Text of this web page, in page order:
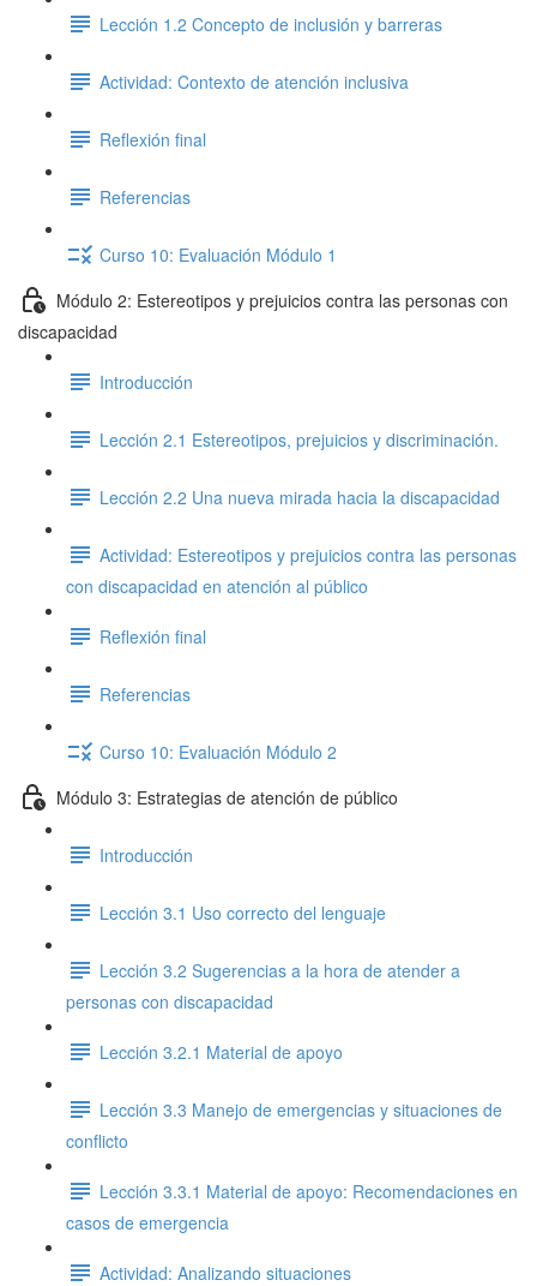
Lección 1.2 Concepto de inclusión y barreras
Actividad: Contexto de atención inclusiva
Reflexión final
Referencias
Curso 10: Evaluación Módulo 1
Módulo 2: Estereotipos y prejuicios contra las personas con
discapacidad
Introducción
Lección 2.1 Estereotipos, prejuicios y discriminación.
Lección 2.2 Una nueva mirada hacia la discapacidad
Actividad: Estereotipos y prejuicios contra las personas
con discapacidad en atención al público
Reflexión final
Referencias
Curso 10: Evaluación Módulo 2
Módulo 3: Estrategias de atención de público
Introducción
Lección 3.1 Uso correcto del lenguaje
Lección 3.2 Sugerencias a la hora de atender a
personas con discapacidad
Lección 3.2.1 Material de apoyo
Lección 3.3 Manejo de emergencias y situaciones de
conflicto
Lección 3.3.1 Material de apoyo: Recomendaciones en
casos de emergencia
Actividad: Analizando situaciones